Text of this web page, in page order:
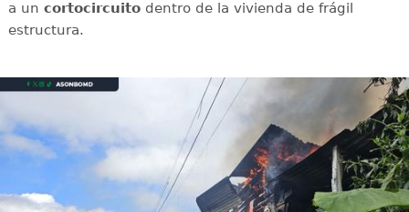
a un cortocircuitodentro de la vivienda de frágil
estructura.